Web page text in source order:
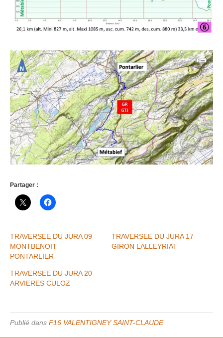
Partager :
TRAVERSEE DU JURA 09
MONTBENOIT
PONTARLIER
TRAVERSEE DU JURA 17
GIRON LALLEYRIAT
TRAVERSEE DU JURA 20
ARVIERES CULOZ
Publié dans F16 VALENTIGNEY SAINT-CLAUDE